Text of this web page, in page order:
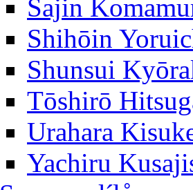
Sajin
Shihōin
Shunsui
Tōshirō
Urahara
Yachiru